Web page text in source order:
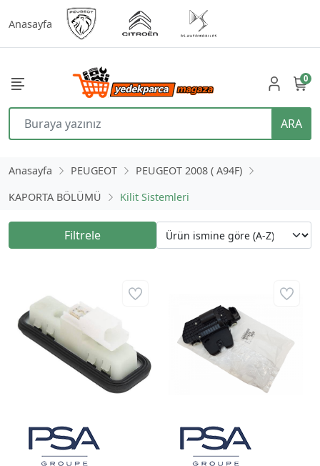
Anasayfa
ARA
0
Anasayfa PEUGEOT
PEUGEOT 2008 ( A94F)
KAPORTA BÖLÜMÜ
Kilit Sistemleri
Filtrele